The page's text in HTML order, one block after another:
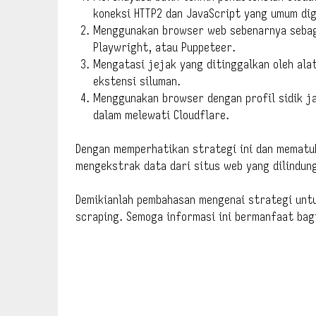
koneksi HTTP2 dan JavaScript yang umum
Menggunakan browser web sebenarnya
Playwright, atau Puppeteer.
Mengatasi jejak yang ditinggalkan oleh
ekstensi siluman.
Menggunakan browser dengan profil sidik
dalam melewati Cloudflare.
Dengan memperhatikan strategi ini dan
mengekstrak data dari situs web yang
Demikianlah pembahasan mengenai strategi
scraping. Semoga informasi ini bermanfaat